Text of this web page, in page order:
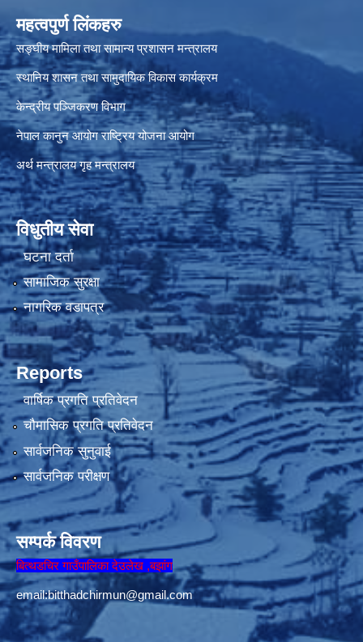
महत्वपुर्ण लिंकहरु
सङ्घीय मामिला तथा सामान्य प्रशासन मन्त्रालय
स्थानिय शासन तथा सामुदायिक विकास कार्यक्रम
केन्द्रीय पञ्जिकरण विभाग
नेपाल कानुन आयोग राष्ट्रिय योजना आयोग
अर्थ मन्त्रालय गृह मन्त्रालय
विधुतीय सेवा
घटना दर्ता
सामाजिक सुरक्षा
नागरिक वडापत्र
Reports
वार्षिक प्रगति प्रतिवेदन
चौमासिक प्रगति प्रतिवेदन
सार्वजनिक सुनुवाई
सार्वजनिक परीक्षण
सम्पर्क विवरण
बित्थडचिर गाउँपालिका देउलेख ,बझांग
email:bitthadchirmun@gmail.com